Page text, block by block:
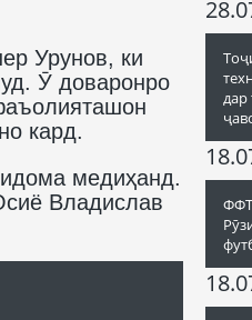
Урунов, ки
Ӯ доваронро
кард.
медиҳанд.
Владислав
дар